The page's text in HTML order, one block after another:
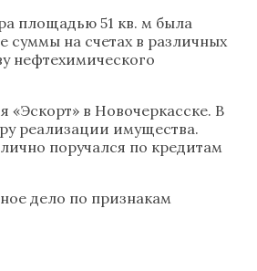
площадью 51 кв. м была
суммы на счетах в различных
нефтехимического
«Эскорт» в Новочеркасске. В
реализации имущества.
поручался по кредитам
дело по признакам